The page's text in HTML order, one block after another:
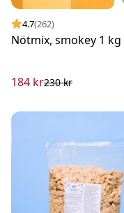
4.7(262)
Nötmix, smokey 1 kg
184 kr230 kr